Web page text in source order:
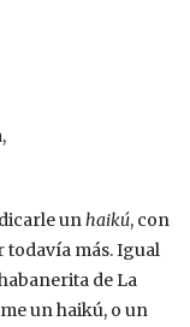
unhaikú, con
todavía más. Igual
de La
un haikú, o un